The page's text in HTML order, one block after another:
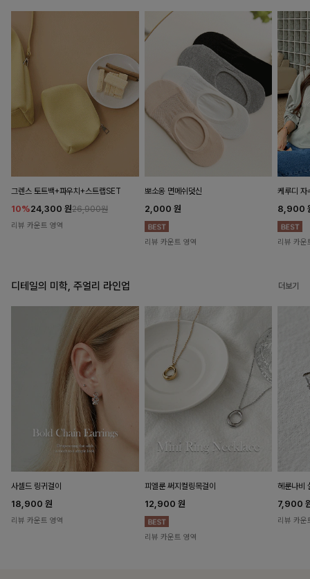
그렌스 토트백+파우치+스트랩SET
10%24,300 원26,900원
리뷰 카운트 영역
뽀소옹 면메쉬덧신
2,000 원
리뷰 카운트 영역
케루디 자
8,900
리뷰 카운
디테일의 미학, 주얼리 라인업 더보기
사셀드 링귀걸이
18,900 원
리뷰 카운트 영역
피엘룬 써지컬링목걸이
12,900 원
리뷰 카운트 영역
헤룬나비
7,900
리뷰 카운